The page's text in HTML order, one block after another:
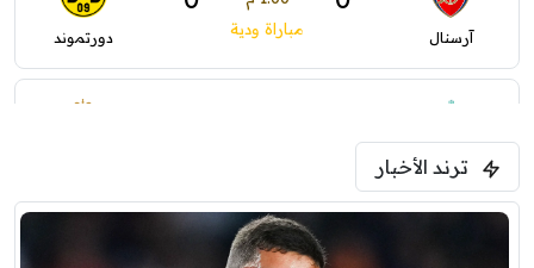
آرسنال مباراة ودية دورتموند
ليفربول
ترند الأخبار